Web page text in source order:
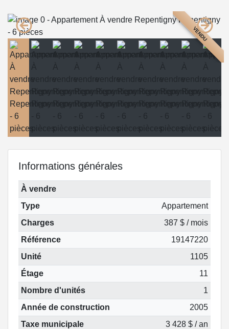
VENDU
Informations générales
À vendre
Type
Appartement
Charges
387 $ / mois
Référence
19147220
Unité
1105
Étage
11
Nombre d'unités
1
Année de construction
2005
Taxe municipale
3 428 $ / an